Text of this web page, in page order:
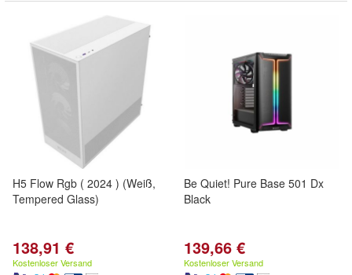
H5 Flow Rgb ( 2024 ) (Weiß,
Tempered Glass)
138,91 €
Kostenloser Versand
Be Quiet! Pure Base 501 Dx
Black
139,66 €
Kostenloser Versand